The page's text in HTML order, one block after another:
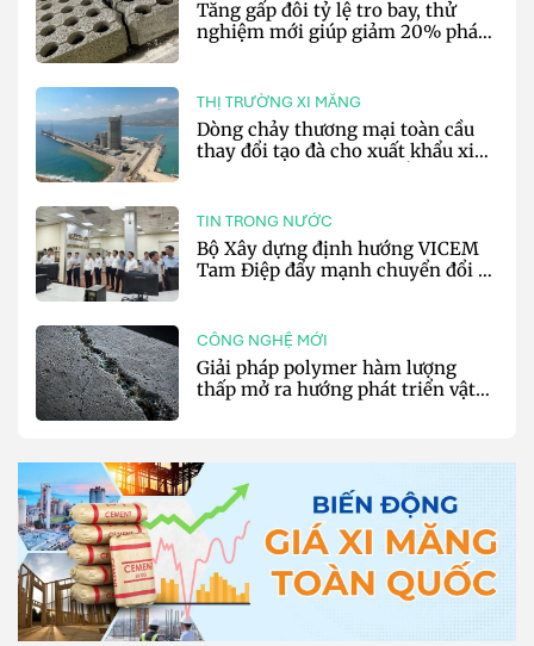
Tăng gấp đôi tỷ lệ tro bay, thử
nghiệm mới giúp giảm 20% phát
THỊ TRƯỜNG XI MĂNG
Dòng chảy thương mại toàn cầu
thay đổi tạo đà cho xuất khẩu xi
TIN TRONG NƯỚC
Bộ Xây dựng định hướng VICEM
Tam Điệp đẩy mạnh chuyển đổi số
CÔNG NGHỆ MỚI
Giải pháp polymer hàm lượng
thấp mở ra hướng phát triển vật